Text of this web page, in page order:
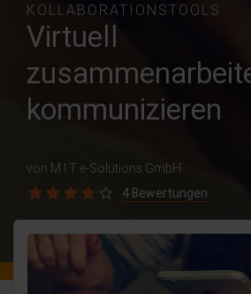
KOLLABORATIONSTOOLS
Virtuell
kommunizieren
von M.I.T e-Solutions GmbH
4 Bewertungen